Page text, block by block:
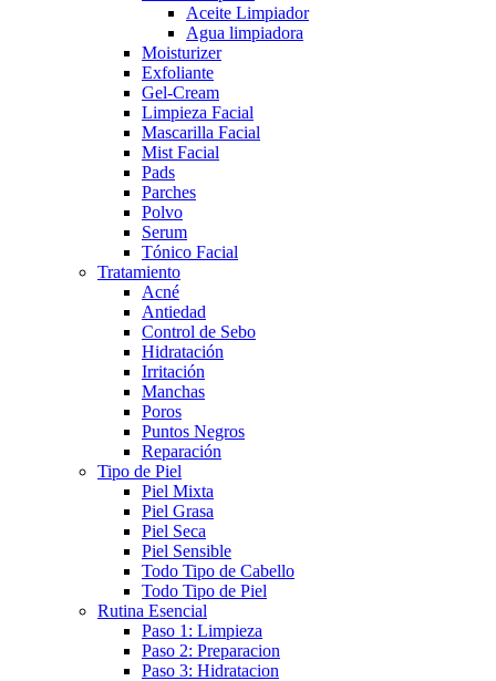
Aceite Limpiador
Agua limpiadora
Moisturizer
Exfoliante
Gel-Cream
Limpieza Facial
Mascarilla Facial
Mist Facial
Pads
Parches
Polvo
Serum
Tónico Facial
Tratamiento
Acné
Antiedad
Control de Sebo
Hidratación
Irritación
Manchas
Poros
Puntos Negros
Reparación
Tipo de Piel
Piel Mixta
Piel Grasa
Piel Seca
Piel Sensible
Todo Tipo de Cabello
Todo Tipo de Piel
Rutina Esencial
Paso 1: Limpieza
Paso 2: Preparacion
Paso 3: Hidratacion